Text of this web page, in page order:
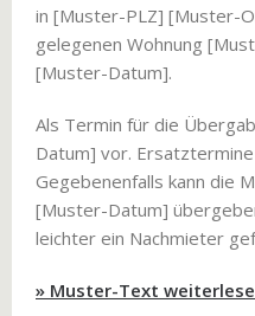
in [Muster-PLZ] [Muster-
gelegenen Wohnung
[Muster-Datum].
Als Termin für die
Datum] vor.
Gegebenenfalls kann die
[Muster-Datum]
leichter ein Nachmieter
» Muster-Text